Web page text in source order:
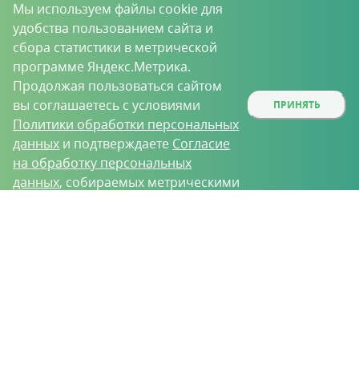
Мы используем файлы cookie для
удобства пользованием сайта и
сбора статистики в метрической
программе Яндекс.Метрика.
Продолжая пользоваться сайтом
вы соглашаетесь с условиями
Политики обработки персональных
данных и подтверждаете Согласие
на обработку персональных
данных, собираемых метрическими
ПРИНЯТЬ